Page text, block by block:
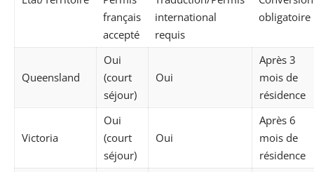
français
accepté
international
requis
obligatoire
Queensland
Oui
(court
séjour)
Oui
Après 3
mois de
résidence
Victoria
Oui
(court
séjour)
Oui
Après 6
mois de
résidence